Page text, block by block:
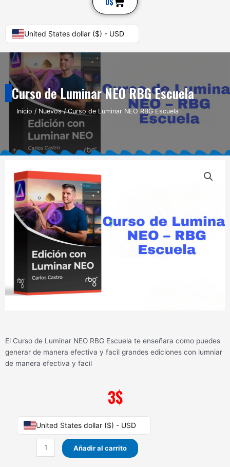
United States dollar ($) - USD
Curso de Luminar NEO RBG Escuela
Inicio / Nuevos/ Curso de Luminar NEO RBG Escuela
El Curso de Luminar NEO RBG Escuela te enseñara como puedes
generar de manera efectiva y facil grandes ediciones con lumniar
de manera efectiva y facil
3$
United States dollar ($) - USD
Curso
de
Añadir al carrito